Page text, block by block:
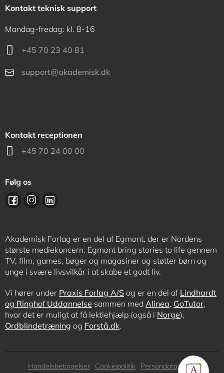
Kontakt teknisk support
Mandag-fredag: kl. 8-16
+45 70 23 40 81
support@akademisk.dk
Kontakt receptionen
+45 70 24 00 00
Følg os
Akademisk Forlag er en del af Egmont, der er Nordens
største mediekoncern. Egmont bring stories to life gennem
TV, film, games, bøger og magasiner og støtter børn og
unge i svære livsvilkår i at skabe et godt liv.
Vi hører under Praxis Forlag A/S og er en del af Lindhardt
og Ringhof Uddannelse sammen med Alinea, GoTutor,
hvor det er muligt at få lektiehjælp (også i Norge),
Ordblindetræning og Forstå.dk.
Subfooter
Handelsbetingelser Cookiepolitik Persondatapolitik